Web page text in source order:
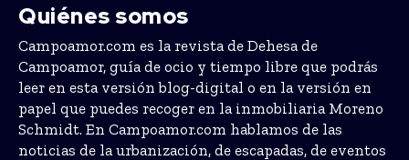
Quiénes somos
Campoamor.com es la revista de Dehesa de
Campoamor, guía de ocio y tiempo libre que podrás
leer en esta versión blog-digital o en la versión en
papel que puedes recoger en la inmobiliaria Moreno
Schmidt. En Campoamor.com hablamos de las
noticias de la urbanización, de escapadas, de eventos